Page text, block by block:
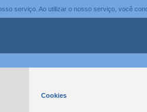
serviço. Ao utilizar o nosso serviço, você
Cookies